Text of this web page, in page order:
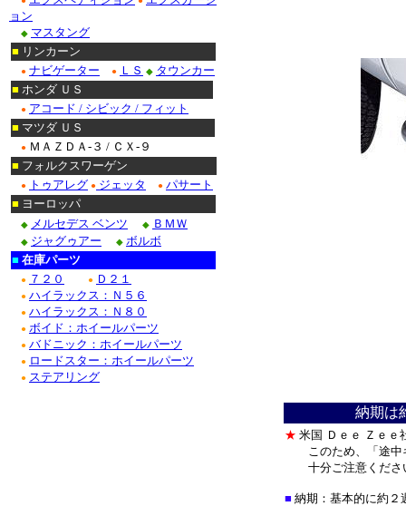
納期は
★ 米国 Ｄｅｅ Ｚｅｅ
このため、「途
十分ご注意くださ
■ 納期：基本的に約２
ョン
◆ マスタング
■ リンカーン
● ナビゲーター ● ＬＳ ◆ タウンカー
■ ホンダ ＵＳ
● アコード / シビック / フィット
■ マツダ ＵＳ
● ＭＡＺＤＡ-３ / ＣＸ-９
■ フォルクスワーゲン
● トゥアレグ ● ジェッタ ● パサート
■ ヨーロッパ
◆ メルセデス ベンツ ◆ ＢＭＷ
◆ ジャグゥアー ◆ ボルボ
■ 在庫パーツ
● ７２０ ● Ｄ２１
● ハイラックス：Ｎ５６
● ハイラックス：Ｎ８０
● ボイド：ホイールパーツ
● バドニック：ホイールパーツ
● ロードスター：ホイールパーツ
● ステアリング